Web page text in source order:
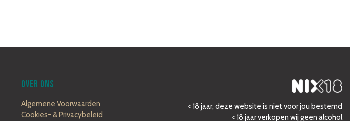
OVER ONS
Algemene Voorwaarden
Cookies- & Privacybeleid
< 18 jaar, deze website is niet voor jou bestemd
< 18 jaar verkopen wij geen alcohol